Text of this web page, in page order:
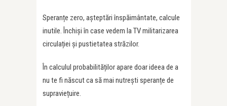
Speranțe zero, așteptări înspăimântate, calcule
inutile. Închiși în case vedem la TV militarizarea
circulației și pustietatea străzilor.
În calculul probabilităților apare doar ideea de a
nu te fi născut ca să mai nutrești speranțe de
supraviețuire.